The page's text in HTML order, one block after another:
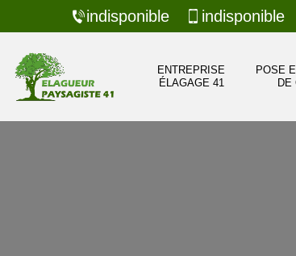
indisponible indisponible
ENTREPRISE
ÉLAGAGE 41
POSE
DE